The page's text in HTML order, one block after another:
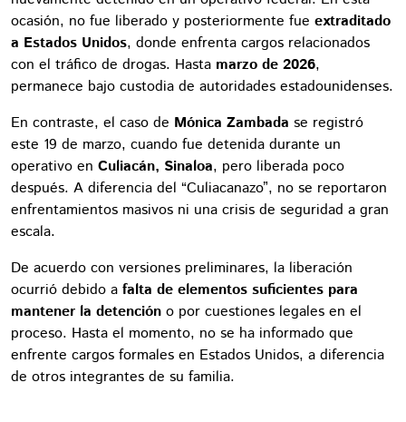
ocasión, no fue liberado y posteriormente fue extraditado
a Estados Unidos, donde enfrenta cargos relacionados
con el tráfico de drogas. Hasta marzo de 2026,
permanece bajo custodia de autoridades estadounidenses.
En contraste, el caso de Mónica Zambada se registró
este 19 de marzo, cuando fue detenida durante un
operativo en Culiacán, Sinaloa, pero liberada poco
después. A diferencia del “Culiacanazo”, no se reportaron
enfrentamientos masivos ni una crisis de seguridad a gran
escala.
De acuerdo con versiones preliminares, la liberación
ocurrió debido a falta de elementos suficientes para
mantener la detención o por cuestiones legales en el
proceso. Hasta el momento, no se ha informado que
enfrente cargos formales en Estados Unidos, a diferencia
de otros integrantes de su familia.